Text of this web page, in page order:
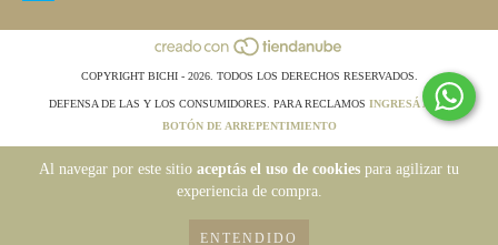
Al navegar por este sitio aceptás el uso de cookies para agilizar tu
experiencia de compra.
ENTENDIDO
COPYRIGHT BICHI - 2026. TODOS LOS DERECHOS RESERVADOS.
DEFENSA DE LAS Y LOS CONSUMIDORES. PARA RECLAMOS INGRESÁ ACÁ.
BOTÓN DE ARREPENTIMIENTO